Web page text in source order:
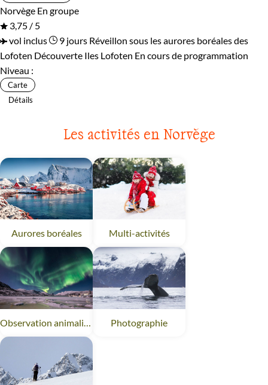
Norvège En groupe
3,75 / 5
vol inclus
9 jours Réveillon sous les aurores boréales des
Lofoten Découverte Iles Lofoten En cours de programmation
Niveau :
Carte
Détails
Les activités en Norvège
Aurores boréalesNorvègeMulti-activitésNorvège
Norvège
Photographie